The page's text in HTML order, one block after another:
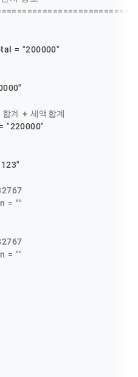
=
"200000"
계 + 세액합계
=
"220000"
= ""
= ""